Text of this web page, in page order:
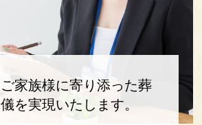
ご家族様に寄り添った葬
儀を実現いたします。